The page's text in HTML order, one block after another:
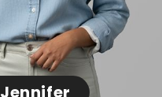
Jennifer